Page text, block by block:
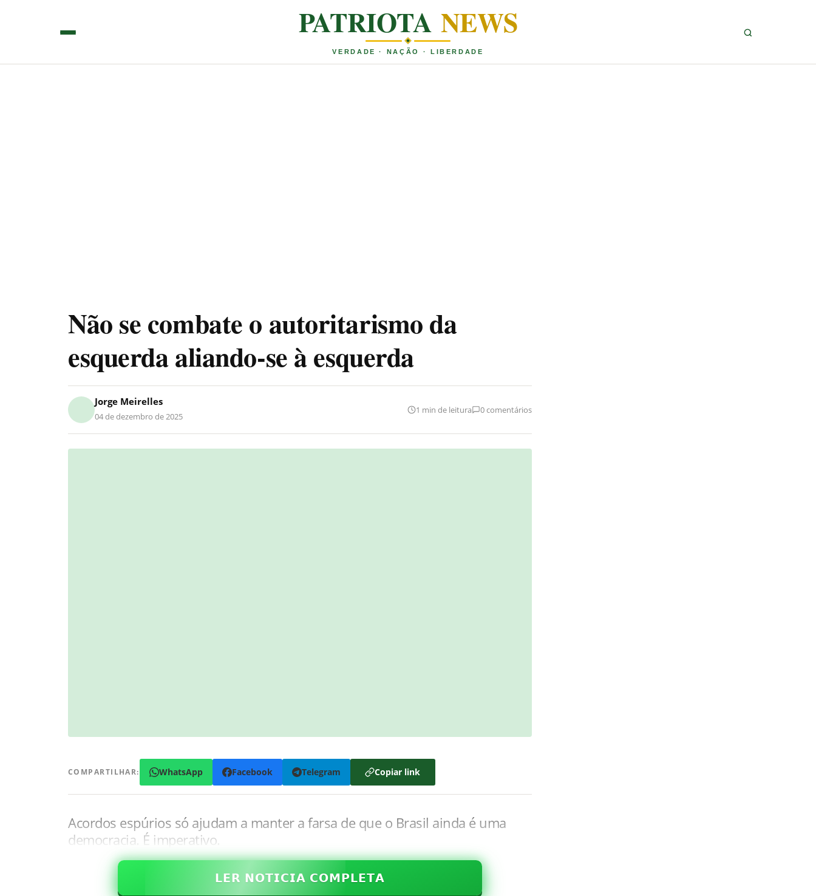
PATRIOTA NEWS
VERDADE · NAÇÃO · LIBERDADE
Não se combate o autoritarismo da
esquerda aliando-se à esquerda
Jorge Meirelles
04 de dezembro de 2025
1 min de leitura 0 comentários
COMPARTILHAR: WhatsApp Facebook Telegram Copiar link
Acordos espúrios só ajudam a manter a farsa de que o Brasil ainda é uma
democracia. É imperativo.
𝗟𝗘𝗥 𝗡𝗢𝗧𝗜𝗖𝗜𝗔 𝗖𝗢𝗠𝗣𝗟𝗘𝗧𝗔